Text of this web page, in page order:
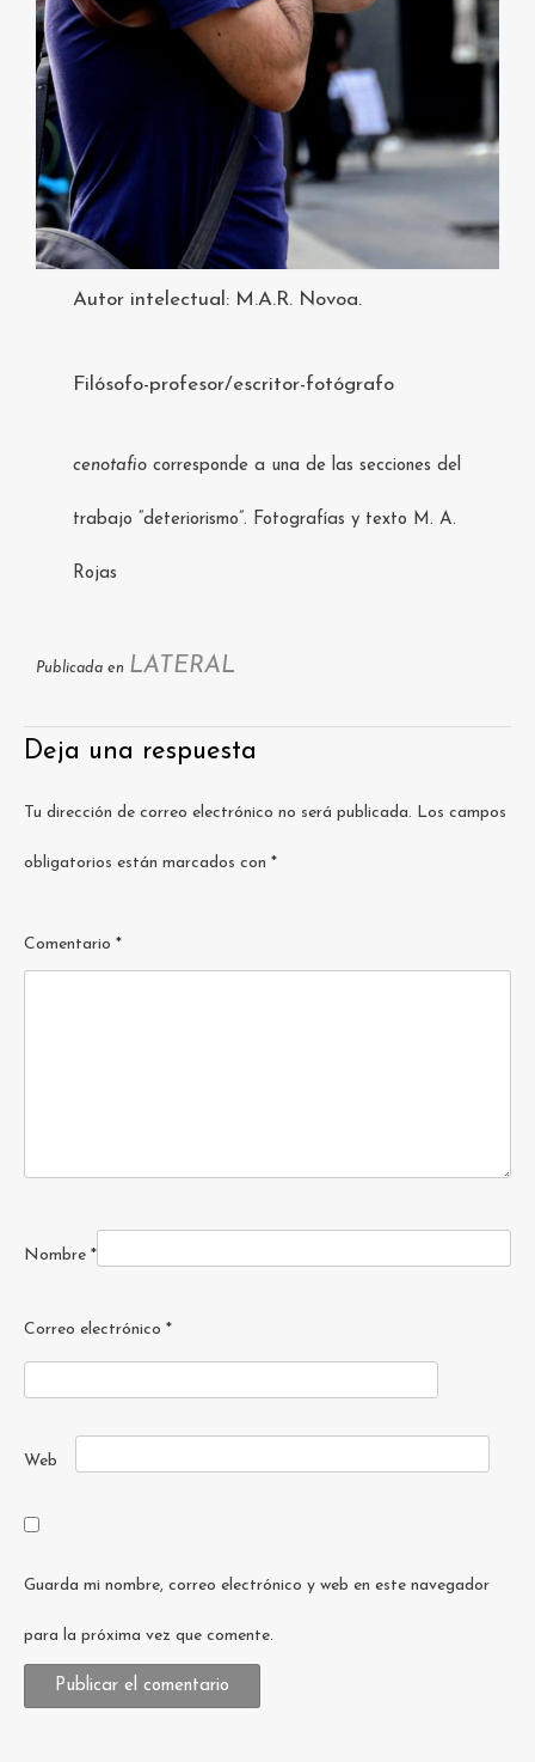
Autor intelectual: M.A.R. Novoa.
Filósofo-profesor/escritor-fotógrafo
cenotafio corresponde a una de las secciones del
trabajo “deteriorismo”. Fotografías y texto M. A.
Rojas
Publicada en LATERAL
Deja una respuesta
Tu dirección de correo electrónico no será publicada. Los campos
obligatorios están marcados con *
Comentario *
Nombre *
Correo electrónico *
Web
Guarda mi nombre, correo electrónico y web en este navegador
para la próxima vez que comente.